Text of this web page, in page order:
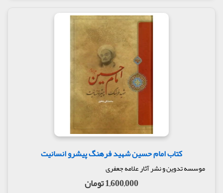
کتاب امام حسین شهید فرهنگ پیشرو انسانیت
موسسه تدوین و نشر آثار علامه جعفری
1,600,000 تومان